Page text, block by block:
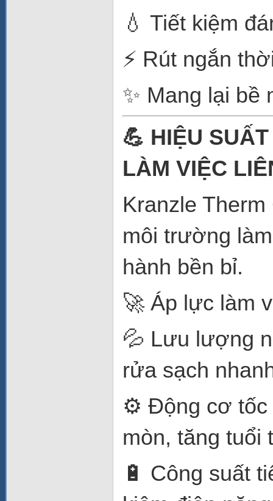
💧 Tiết kiệm
⚡ Rút ngắn
✨ Mang lại bề
💪 HIỆU
LÀM VIỆC
Kranzle
môi trường
hành bền bỉ.
🚀 Áp lực làm
💦 Lưu lượng
rửa sạch
⚙️ Động cơ
mòn, tăng tuổi
🔋 Công suất